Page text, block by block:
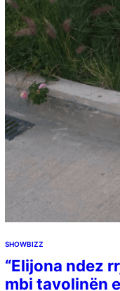
SHOWBIZZ
“Elijona ndez
mbi tavolinën